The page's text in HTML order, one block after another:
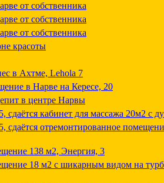
от собственника
от собственника
от собственника
красоты
в Ахтме, Lehola 7
в Нарве на Кересе, 20
в центре Нарвы
сдаётся кабинет для массажа 20м2 с
сдаётся отремонтированное
138 м2, Энергия, 3
18 м2 с шикарным видом на